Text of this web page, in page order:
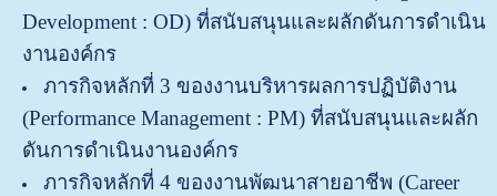
Development : OD) ที่สนับสนุนและผลักดันการดำเนิน
งานองค์กร
ภารกิจหลักที่ 3 ของงานบริหารผลการปฏิบัติงาน
(Performance Management : PM) ที่สนับสนุนและผลัก
ดันการดำเนินงานองค์กร
ภารกิจหลักที่ 4 ของงานพัฒนาสายอาชีพ (Career